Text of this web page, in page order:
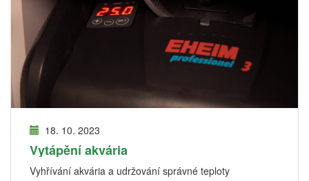
18. 10. 2023
Vytápění akvária
Vyhřívání akvária a udržování správné teploty